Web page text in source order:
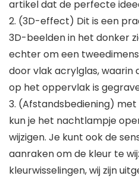
artikel dat de perfecte
2. (3D-effect) Dit is een
3D-beelden in het donker
echter om een
door vlak acrylglas,
op het oppervlak is
3. (Afstandsbediening)
kun je het nachtlampje
wijzigen. Je kunt ook de
aanraken om de kleur te
kleurwisselingen, wij zijn